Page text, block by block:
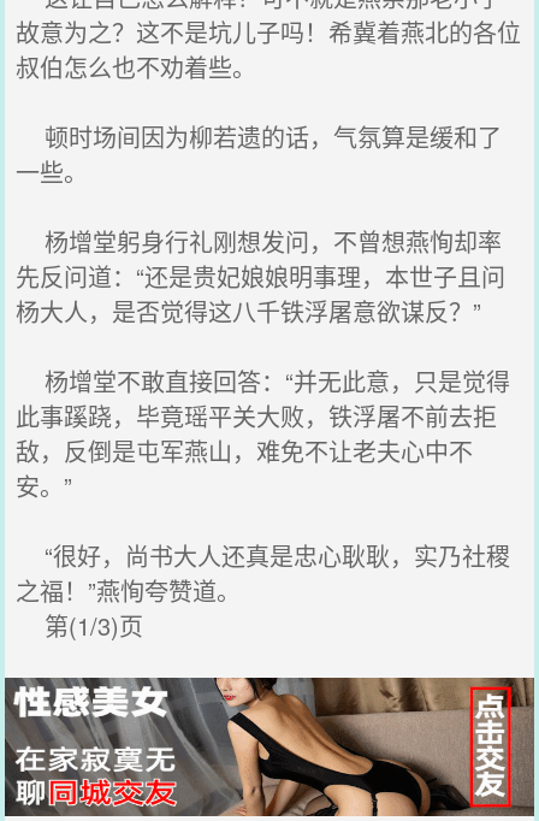
故意为之？这不是坑儿子吗！希冀着燕北的各位
叔伯怎么也不劝着些。
顿时场间因为柳若遗的话，气氛算是缓和了
一些。
杨增堂躬身行礼刚想发问，不曾想燕恂却率
先反问道：“还是贵妃娘娘明事理，本世子且问
杨大人，是否觉得这八千铁浮屠意欲谋反？”
杨增堂不敢直接回答：“并无此意，只是觉得
此事蹊跷，毕竟瑶平关大败，铁浮屠不前去拒
敌，反倒是屯军燕山，难免不让老夫心中不
安。”
“很好，尚书大人还真是忠心耿耿，实乃社稷
之福！”燕恂夸赞道。
第(1/3)页